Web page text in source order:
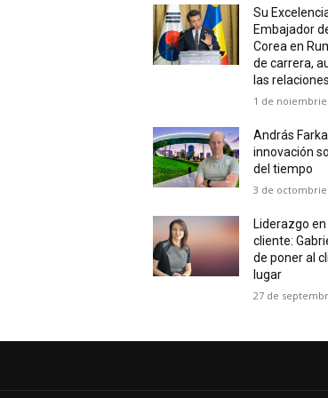
Su
Embajador
Corea en
de carrera,
las
1 de noiembrie
András
innovación
del tiempo
3 de octombrie
Liderazgo
cliente:
de poner al
lugar
27 de